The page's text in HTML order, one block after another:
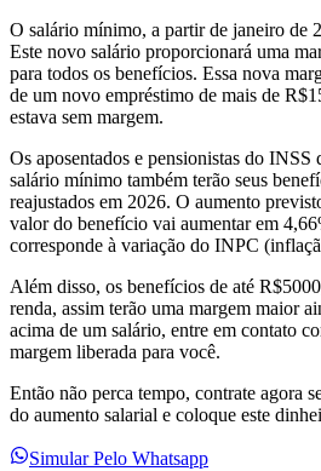
O salário mínimo, a partir de janeiro de
Este novo salário proporcionará uma
para todos os benefícios. Essa nova
de um novo empréstimo de mais de
estava sem margem.
Os aposentados e pensionistas do INSS
salário mínimo também terão seus
reajustados em 2026. O aumento
valor do benefício vai aumentar em
corresponde à variação do INPC
Além disso, os benefícios de até
renda, assim terão uma margem maior
acima de um salário, entre em contato
margem liberada para você.
Então não perca tempo, contrate agora
do aumento salarial e coloque este
Simular Pelo Whatsapp